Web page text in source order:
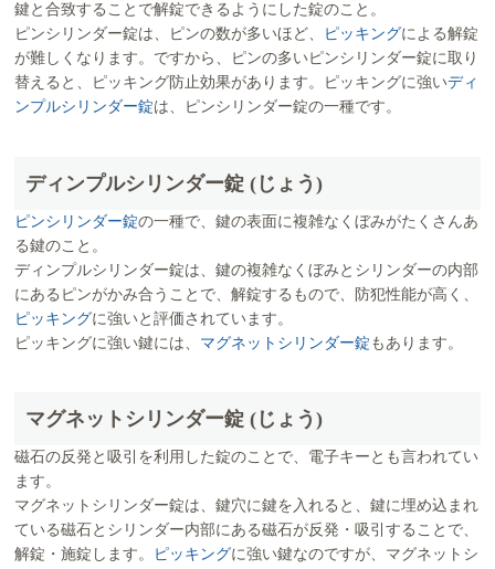
鍵と合致することで解錠できるようにした錠のこと。
ピンシリンダー錠は、ピンの数が多いほど、
ピッキングによる解錠
が難しくなります。ですから、ピンの多いピンシリンダー錠に取り
替えると、ピッキング防止効果があります。ピッキングに強いディ
ンプルシリンダー錠は、ピンシリンダー錠の一種です。
ディンプルシリンダー錠 (じょう)
ピンシリンダー錠の一種で、鍵の表面に複雑なくぼみがたくさんあ
る鍵のこと。
ディンプルシリンダー錠は、鍵の複雑なくぼみとシリンダーの内部
にあるピンがかみ合うことで、解錠するもので、防犯性能が高く、
ピッキングに強いと評価されています。
ピッキングに強い鍵には、 マグネットシリンダー錠 もあります。
マグネットシリンダー錠 (じょう)
磁石の反発と吸引を利用した錠のことで、電子キーとも言われてい
ます。
マグネットシリンダー錠は、鍵穴に鍵を入れると、鍵に埋め込まれ
ている磁石とシリンダー内部にある磁石が反発・吸引することで、
解錠・施錠します。
ピッキングに強い鍵なのですが、マグネットシ